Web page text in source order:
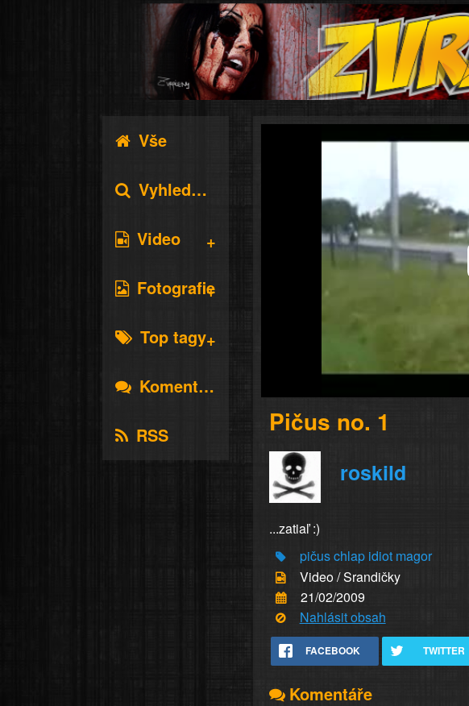
Vše
Vyhledávání
Video
Fotografie
Top tagy
Komentáře
RSS Pičus no. 1
roskild
...zatiaľ :)
pičuschlap idiot magor
Video / Srandičky
21/02/2009
Nahlásit obsah
FACEBOOK TWITTER
Komentáře